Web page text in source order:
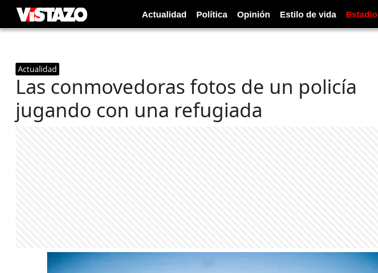
Actualidad Política Opinión Estilo de vida Estadio
Actualidad
Las conmovedoras fotos de un policía
jugando con una refugiada